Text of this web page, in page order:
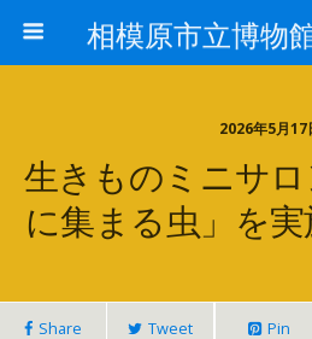
2026年5月17
生きものミニサ
に集まる虫」を実
Share Tweet Pin